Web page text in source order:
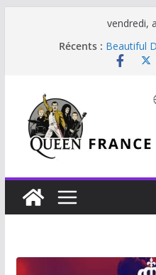
vendredi,
Récents : Beautiful
Glouttons
Je vis